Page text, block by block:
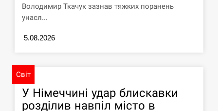
СЕРПЕНЬ
У зоопарку Токіо через спеку загинули
СЕРПЕНЬ
Россияне ударили “Бардеролями” по
Харькову, есть пострадавшие
Володимир Ткачук зазнав тяжких поранень
унасл...
5.08.2026
Світ
У Німеччині удар блискавки
розділив навпіл місто в